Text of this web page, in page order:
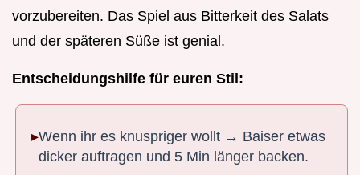
vorzubereiten. Das Spiel aus Bitterkeit des Salats
und der späteren Süße ist genial.
Entscheidungshilfe für euren Stil:
Wenn ihr es knuspriger wollt → Baiser etwas
dicker auftragen und 5 Min länger backen.